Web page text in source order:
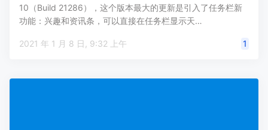
10（Build 21286），这个版本最大的更新是引入了任务栏新
功能：兴趣和资讯条，可以直接在任务栏显示天…
2021 年 1 月 8 日, 9:32 上午 1